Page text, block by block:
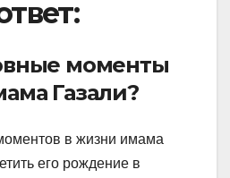
моменты
Газали?
в жизни имама
его рождение в